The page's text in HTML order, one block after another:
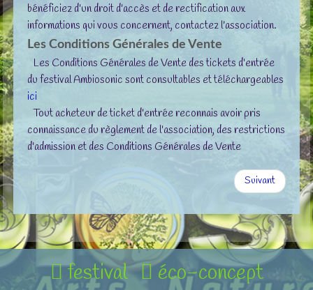
bénéficiez d'un droit d'accès et de rectification aux
informations qui vous concernent, contactez l'association.
Les Conditions Générales de Vente
Les Conditions Générales de Vente des tickets d'entrée
du festival Ambiosonic sont consultables et téléchargeables
ici
Tout acheteur de ticket d'entrée reconnais avoir pris
connaissance du règlement de l'association, des restrictions
d'admission et des Conditions Générales de Vente
Suivant
festival
éco-concept